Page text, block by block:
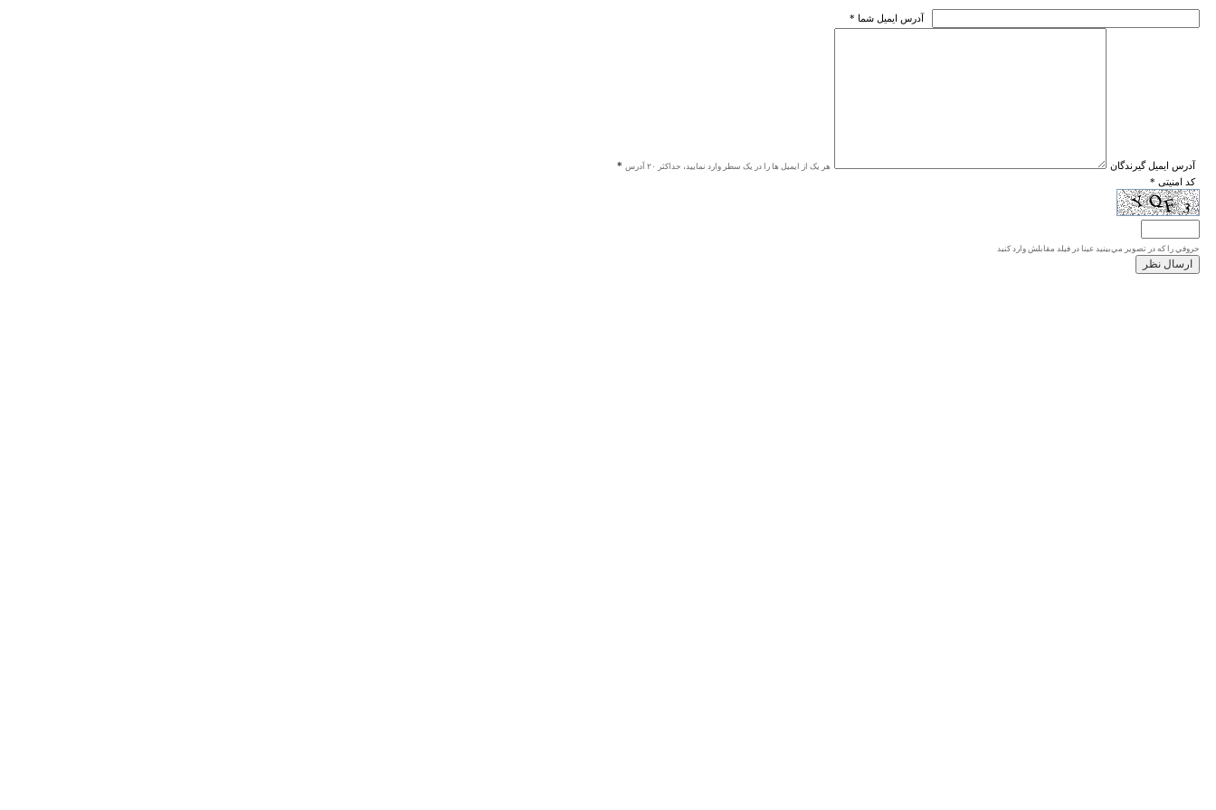
* آدرس ايميل شما
* آدرس ايميل گيرندگان هر یک از ایمیل ها را در یک سطر وارد نمایید، حداکثر ۲۰ آدرس
* کد امنیتی
حروفي را كه در تصوير مي‌بينيد عينا در فيلد مقابلش وارد كنيد